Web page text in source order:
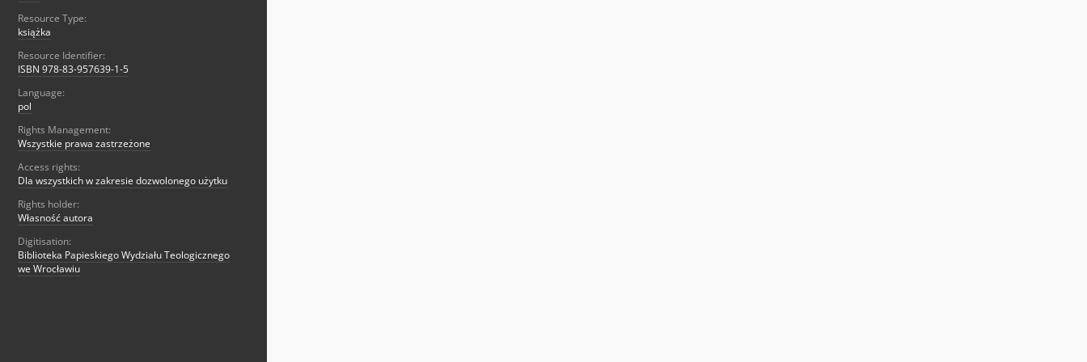
Resource Type:
książka
Resource Identifier:
ISBN 978-83-957639-1-5
Language:
pol
Rights Management:
Wszystkie prawa zastrzeżone
Access rights:
Dla wszystkich w zakresie dozwolonego użytku
Rights holder:
Własność autora
Digitisation:
Biblioteka Papieskiego Wydziału Teologicznego
we Wrocławiu